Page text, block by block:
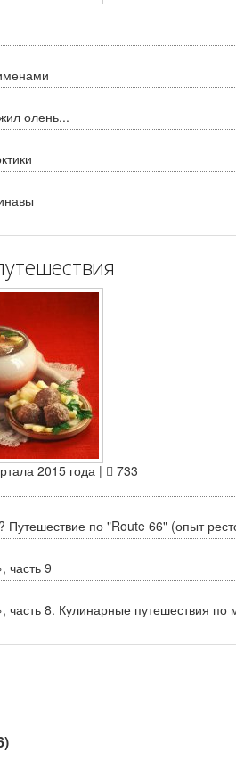
олень...
2015 года | 733
Путешествие по "Route 66" (опыт
часть 9
часть 8. Кулинарные путешествия по